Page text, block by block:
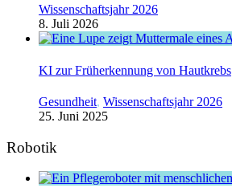
Wissenschaftsjahr 2026
8. Juli 2026
KI zur Früherkennung von Hautkrebs
Gesundheit, Wissenschaftsjahr 2026
25. Juni 2025
Robotik